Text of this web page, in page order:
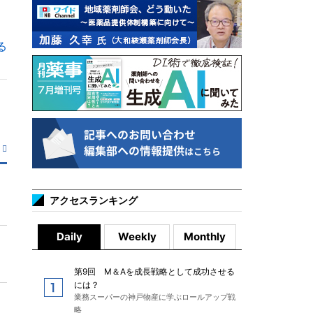
アクセスランキング
Daily Weekly Monthly
第9回 M＆Aを成長戦略として成功させる
には？
業務スーパーの神戸物産に学ぶロールアップ戦
略